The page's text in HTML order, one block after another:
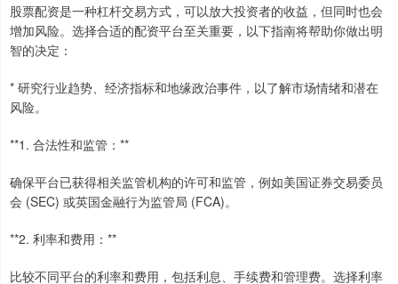
股票配资是一种杠杆交易方式，可以放大投资者的收益，但同时也会
增加风险。选择合适的配资平台至关重要，以下指南将帮助你做出明
智的决定：
* 研究行业趋势、经济指标和地缘政治事件，以了解市场情绪和潜在
风险。
**1. 合法性和监管：**
确保平台已获得相关监管机构的许可和监管，例如美国证券交易委员
会 (SEC) 或英国金融行为监管局 (FCA)。
**2. 利率和费用：**
比较不同平台的利率和费用，包括利息、手续费和管理费。选择利率